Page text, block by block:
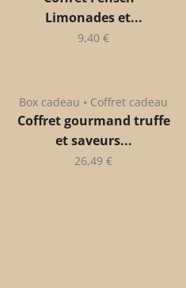
Limonades et...
9,40 €
Box cadeau • Coffret cadeau
Coffret gourmand truffe
et saveurs...
26,49 €